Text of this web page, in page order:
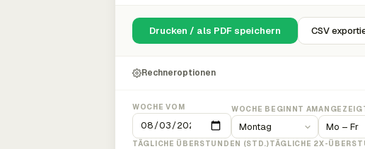
Drucken / als PDF speichern CSV
Rechneroptionen
WOCHE VOM WOCHE BEGINNT AM
TÄGLICHE ÜBERSTUNDEN (STD.)TÄGLICHE 2X-